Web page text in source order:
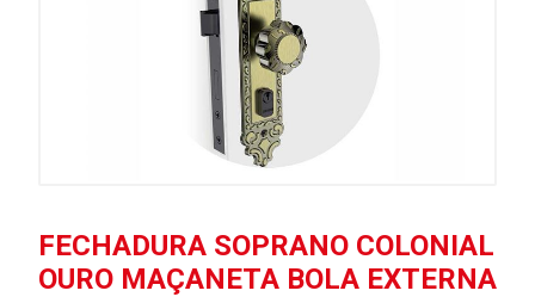
FECHADURA SOPRANO COLONIAL
OURO MAÇANETA BOLA EXTERNA